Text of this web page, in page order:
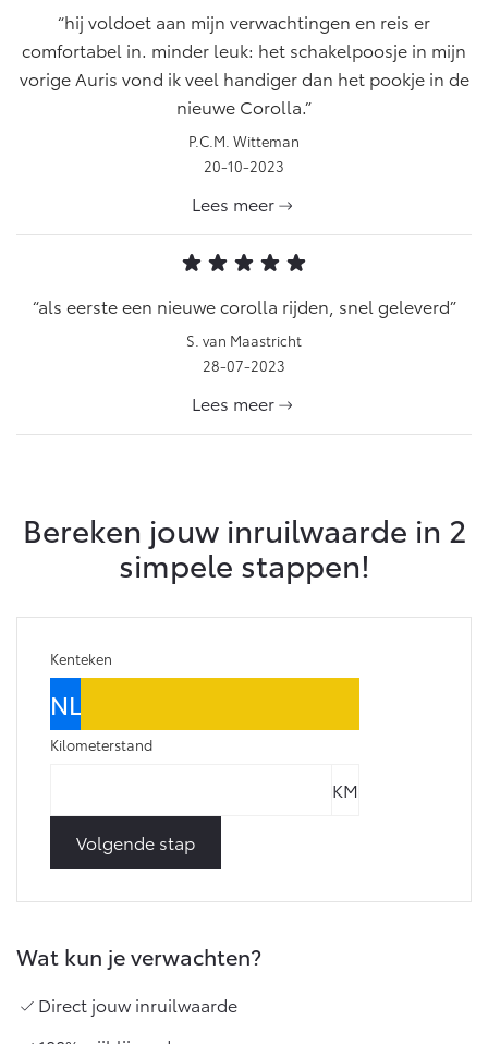
hij voldoet aan mijn verwachtingen en reis er
comfortabel in. minder leuk: het schakelpoosje in mijn
vorige Auris vond ik veel handiger dan het pookje in de
nieuwe Corolla.
P.C.M. Witteman
20-10-2023
Lees meer
als eerste een nieuwe corolla rijden, snel geleverd
S. van Maastricht
28-07-2023
Lees meer
Bereken jouw inruilwaarde in 2
simpele stappen!
Kenteken
Kilometerstand
Volgende stap
Wat kun je verwachten?
Direct jouw inruilwaarde